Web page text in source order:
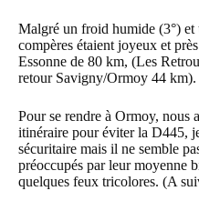
Malgré un froid humide (3°) et
compères étaient joyeux et
Essonne de 80 km, (Les
retour Savigny/Ormoy 44 km).
Pour se rendre à Ormoy, nous
itinéraire pour éviter la D445,
sécuritaire mais il ne semble
préoccupés par leur moyenne
quelques feux tricolores. (A